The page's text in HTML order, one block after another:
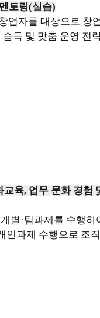
토링(실습)
업자를 대상으로 창
득 및 맞춤 운영 전
육, 업무 문화 경험
별·팀과제를 수행하
인과제 수행으로 조